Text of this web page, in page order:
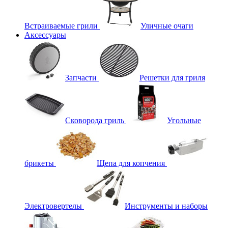
Встраиваемые грили
Уличные очаги
Аксессуары
Запчасти Решетки для гриля
Сковорода гриль Угольные
брикеты Щепа для копчения
Электровертелы Инструменты и наборы